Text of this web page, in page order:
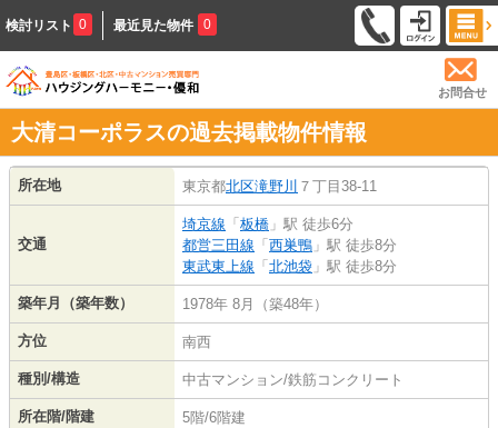
検討リスト 0 最近見た物件 0
お問合せ
大清コーポラスの過去掲載物件情報
所在地 東京都北区滝野川 ７丁目38-11
交通
埼京線 「 板橋 」駅 徒歩6分
都営三田線 「 西巣鴨 」駅 徒歩8分
東武東上線 「 北池袋 」駅 徒歩8分
築年月（築年数） 1978年 8月（築48年）
方位 南西
種別/構造 中古マンション/鉄筋コンクリート
所在階/階建 5階/6階建